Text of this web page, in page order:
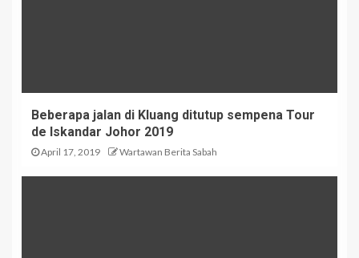
Beberapa jalan di Kluang ditutup sempena Tour
de Iskandar Johor 2019
April 17, 2019 Wartawan Berita Sabah